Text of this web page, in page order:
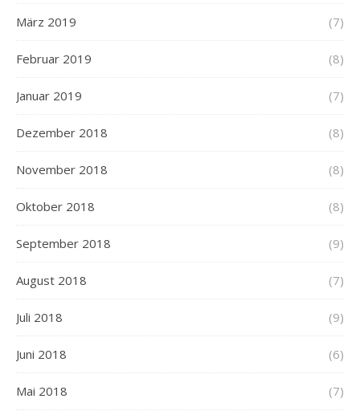
März 2019 (7)
Februar 2019 (8)
Januar 2019 (7)
Dezember 2018 (8)
November 2018 (8)
Oktober 2018 (8)
September 2018 (9)
August 2018 (7)
Juli 2018 (9)
Juni 2018 (6)
Mai 2018 (7)